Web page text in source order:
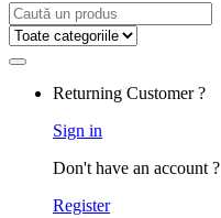
Search
for:
Returning Customer ?
Sign in
Don't have an account ?
Register